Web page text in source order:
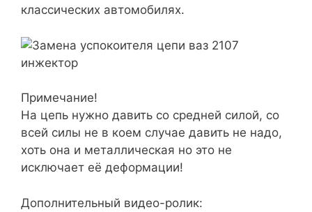
классических автомобилях.
Примечание!
На цепь нужно давить со средней силой, со
всей силы не в коем случае давить не надо,
хоть она и металлическая но это не
исключает её деформации!
Дополнительный видео-ролик: